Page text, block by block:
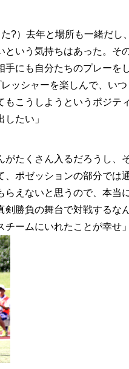
?）去年と場所も一緒だし
いう気持ちはあった。そ
にも自分たちのプレーを
ッシャーを楽しんで、い
こうしようというポジテ
たい」
がたくさん入るだろうし、
ポゼッションの部分では
えないと思うので、本当
勝負の舞台で対戦するな
ームにいれたことが幸せ」